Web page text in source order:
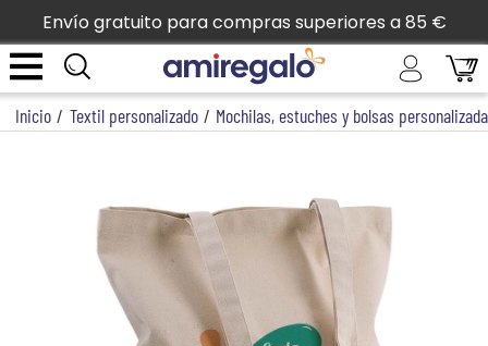
Envío gratuito para compras superiores a 85 €
Inicio / Textil personalizado / Mochilas, estuches y bolsas